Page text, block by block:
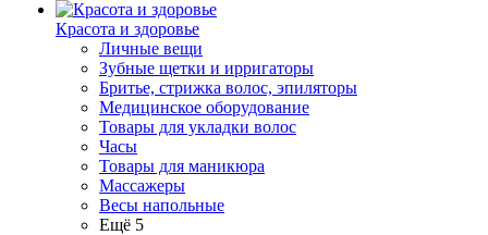
Красота и здоровье
Личные вещи
Зубные щетки и ирригаторы
Бритье, стрижка волос, эпиляторы
Медицинское оборудование
Товары для укладки волос
Часы
Товары для маникюра
Массажеры
Весы напольные
Ещё 5